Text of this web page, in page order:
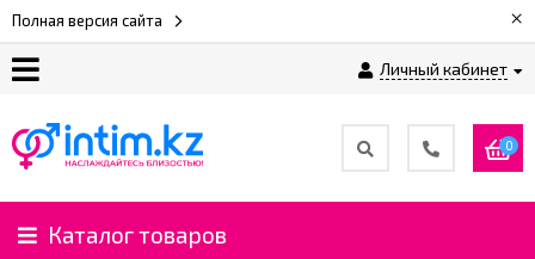
Полная версия сайта ×
Личный кабинет
нас
Доставка
и
0
Каталог товаров